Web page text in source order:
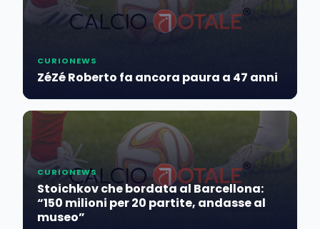
CURIONEWS
ZéZé Roberto fa ancora paura a 47 anni
CURIONEWS
Stoichkov che bordata al Barcellona:
“150 milioni per 20 partite, andasse al
museo”